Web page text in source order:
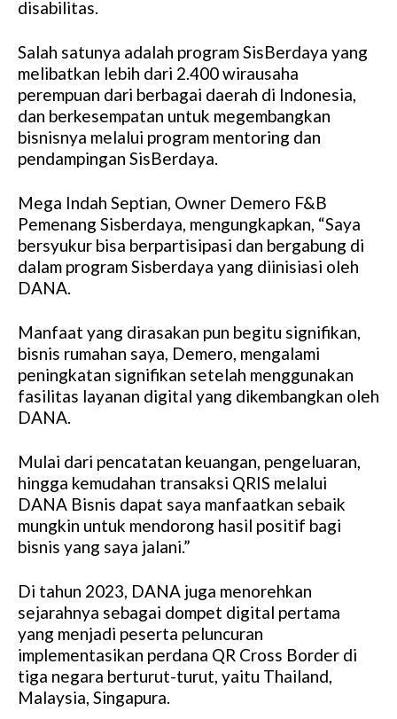
disabilitas.
Salah satunya adalah program SisBerdaya yang
melibatkan lebih dari 2.400 wirausaha
perempuan dari berbagai daerah di Indonesia,
dan berkesempatan untuk megembangkan
bisnisnya melalui program mentoring dan
pendampingan SisBerdaya.
Mega Indah Septian, Owner Demero F&B
Pemenang Sisberdaya, mengungkapkan, “Saya
bersyukur bisa berpartisipasi dan bergabung di
dalam program Sisberdaya yang diinisiasi oleh
DANA.
Manfaat yang dirasakan pun begitu signifikan,
bisnis rumahan saya, Demero, mengalami
peningkatan signifikan setelah menggunakan
fasilitas layanan digital yang dikembangkan oleh
DANA.
Mulai dari pencatatan keuangan, pengeluaran,
hingga kemudahan transaksi QRIS melalui
DANA Bisnis dapat saya manfaatkan sebaik
mungkin untuk mendorong hasil positif bagi
bisnis yang saya jalani.”
Di tahun 2023, DANA juga menorehkan
sejarahnya sebagai dompet digital pertama
yang menjadi peserta peluncuran
implementasikan perdana QR Cross Border di
tiga negara berturut-turut, yaitu Thailand,
Malaysia, Singapura.